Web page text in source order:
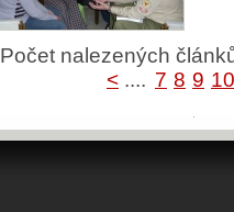
Počet nalezených
< .... 7 8 9 10